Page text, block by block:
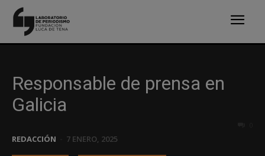
Responsable de prensa en
Galicia
REDACCIÓN 7 ENERO, 2025